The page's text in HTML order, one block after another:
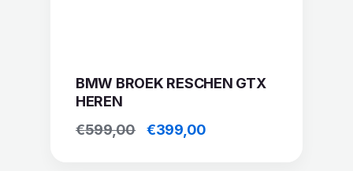
BMW BROEK RESCHEN GTX
HEREN
€599,00
Oorspronkelijke
€399,00